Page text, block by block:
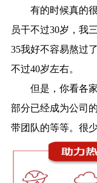
有的时候真的
员干不过30岁，我
35我好不容易熬过
不过40岁左右。
但是，你看各
部分已经成为公司
带团队的等等。很